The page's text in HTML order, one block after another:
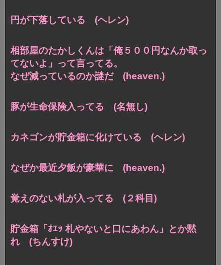
円が下落している (ヘレン)
相部屋のたかしくんは「俺５００円なんか取っ
てないよ」って言ってる。
なぜ減っているのか謎だ (heaven.)
豚が生命保険入ってる (名無し)
カネゴンが貯金箱に化けている (ヘレン)
なぜか最近夕飯が豪華に (heaven.)
覚えのない札が入ってる (２科目)
貯金箱「ｵｴｯ 札やないと口にあわん」とか黙
れ (ちんすけ)